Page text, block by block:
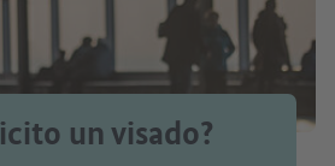
un visado?